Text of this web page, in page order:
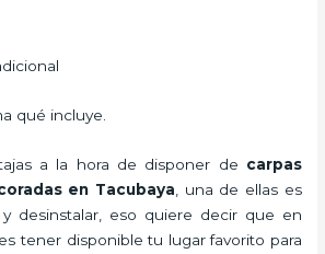
qué incluye.
a la hora de disponer de carpas
en Tacubaya , una de ellas es
desinstalar, eso quiere decir que en
tener disponible tu lugar favorito para